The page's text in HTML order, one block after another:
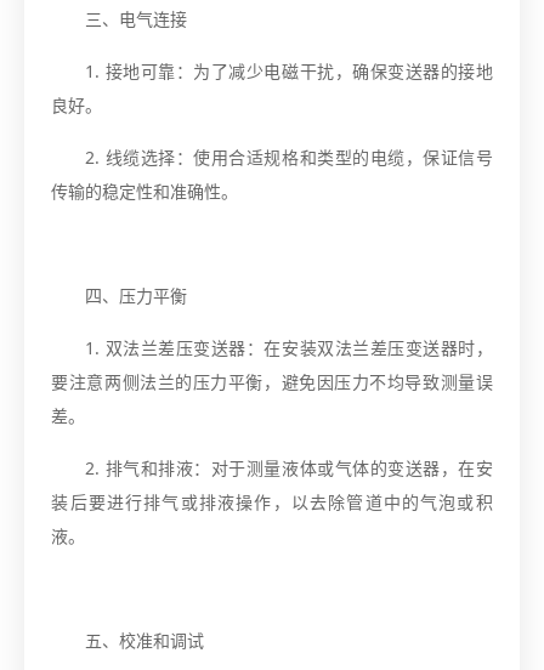
三、电气连接
1. 接地可靠：为了减少电磁干扰，确保变送器的接地
良好。
2. 线缆选择：使用合适规格和类型的电缆，保证信号
传输的稳定性和准确性。
四、压力平衡
1. 双法兰差压变送器：在安装双法兰差压变送器时，
要注意两侧法兰的压力平衡，避免因压力不均导致测量误
差。
2. 排气和排液：对于测量液体或气体的变送器，在安
装后要进行排气或排液操作，以去除管道中的气泡或积
液。
五、校准和调试